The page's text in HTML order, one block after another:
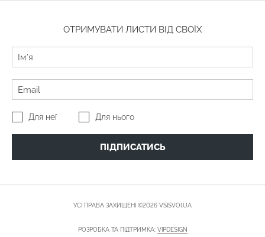
ОТРИМУВАТИ ЛИСТИ ВІД СВОЇХ
Для неї Для нього
ПІДПИСАТИСЬ
УСІ ПРАВА ЗАХИЩЕНІ ©2026 VSISVOI.UA
РОЗРОБКА ТА ПІДТРИМКА: VIPDESIGN